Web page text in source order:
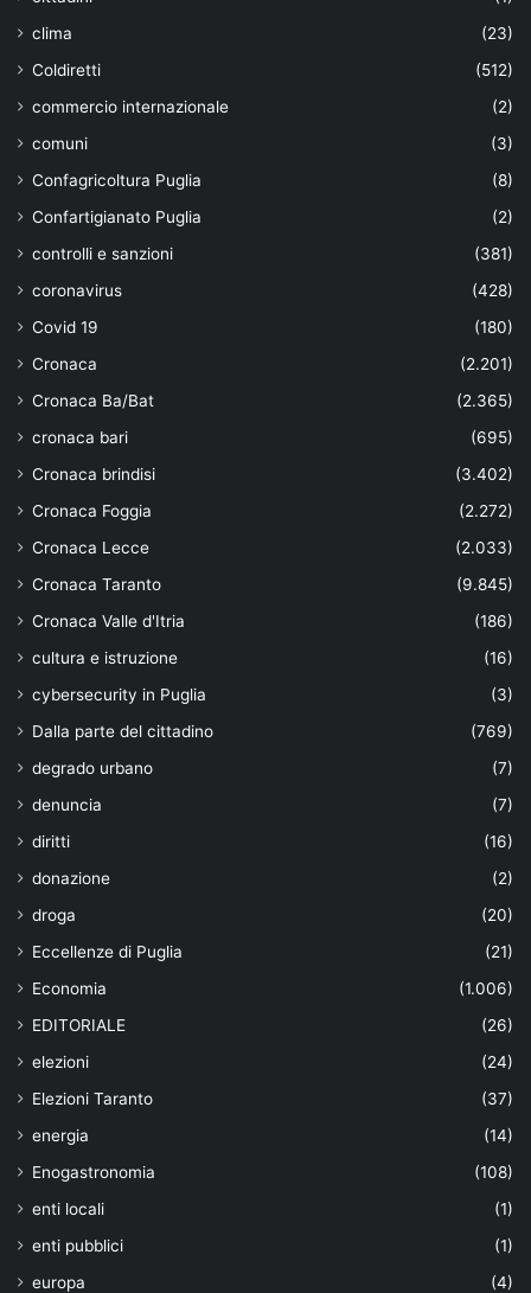
clima
(23)
Coldiretti
(512)
commercio internazionale
(2)
comuni
(3)
Confagricoltura Puglia
(8)
Confartigianato Puglia
(2)
controlli e sanzioni
(381)
coronavirus
(428)
Covid 19
(180)
Cronaca
(2.201)
Cronaca Ba/Bat
(2.365)
cronaca bari
(695)
Cronaca brindisi
(3.402)
Cronaca Foggia
(2.272)
Cronaca Lecce
(2.033)
Cronaca Taranto
(9.845)
Cronaca Valle d'Itria
(186)
cultura e istruzione
(16)
cybersecurity in Puglia
(3)
Dalla parte del cittadino
(769)
degrado urbano
(7)
denuncia
(7)
diritti
(16)
donazione
(2)
droga
(20)
Eccellenze di Puglia
(21)
Economia
(1.006)
EDITORIALE
(26)
elezioni
(24)
Elezioni Taranto
(37)
energia
(14)
Enogastronomia
(108)
enti locali
(1)
enti pubblici
(1)
europa
(4)